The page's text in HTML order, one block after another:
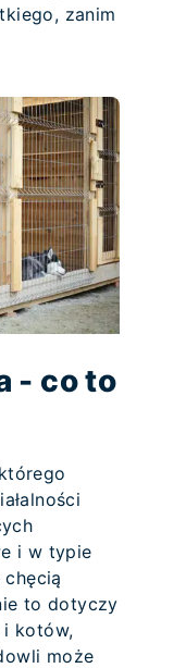
zanim
- co to
i w typie
chęcią
to dotyczy
i kotów,
może